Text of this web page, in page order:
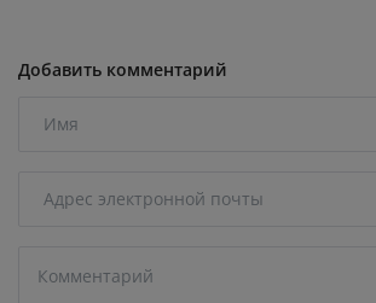
Добавить комментарий